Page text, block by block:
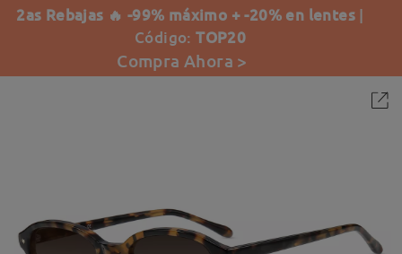
2as Rebajas 🔥 -99% máximo + -20% en lentes |
Código:TOP20
Compra Ahora >